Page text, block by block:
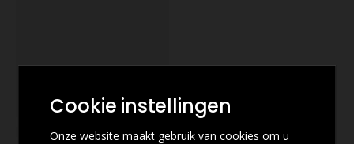
Cookie instellingen
Onze website maakt gebruik van cookies om u